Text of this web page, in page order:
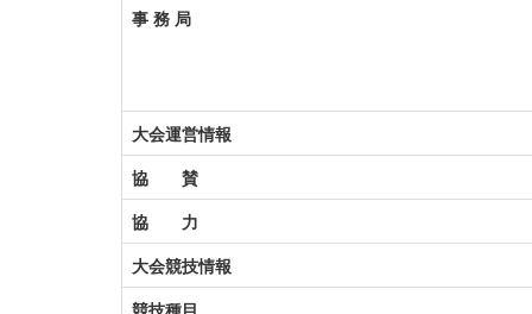
事 務 局
大会運営情報
協 賛
協 力
大会競技情報
競技種目